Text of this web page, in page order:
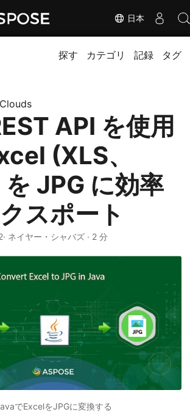
日本
探す カテゴリ 記録 タグ
API を使用
(XLS、
JPG に効率
スポート
· ネイヤー・シャバズ · 2 分
でExcelをJPGに変換する